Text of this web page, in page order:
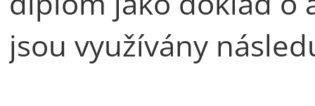
jsou využívány